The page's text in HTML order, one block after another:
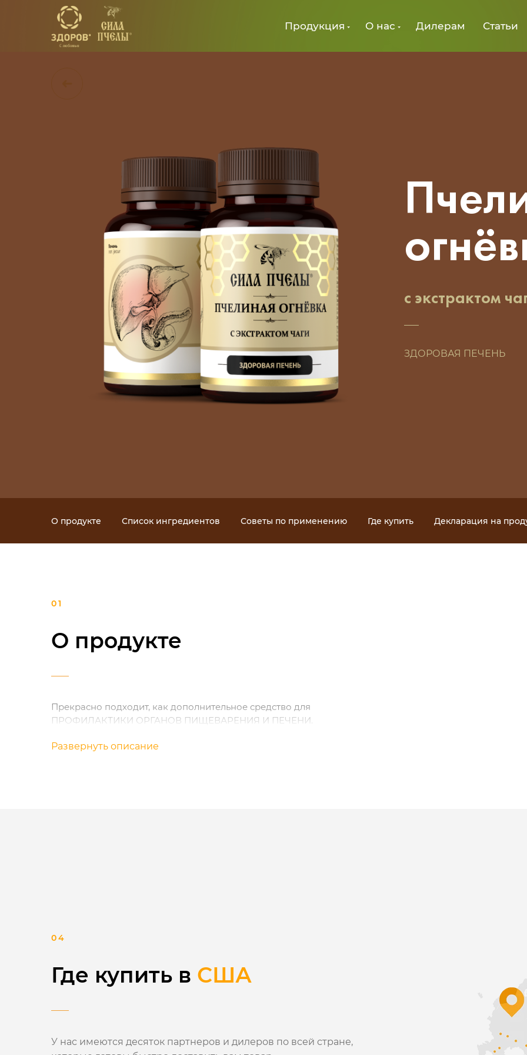
Продукция О нас Дилерам Статьи
с экстрактом
ЗДОРОВАЯ ПЕЧЕНЬ
О продукте Список ингредиентов Советы по применению Где купить Декларация на
О продукте
Прекрасно подходит, как дополнительное средство для
ПРОФИЛАКТИКИ ОРГАНОВ ПИЩЕВАРЕНИЯ И ПЕЧЕНИ.
Развернуть описание
Где купить в США
У нас имеются десяток партнеров и дилеров по всей стране,